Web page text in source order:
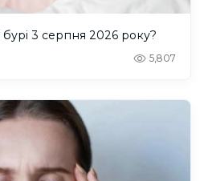
бурі 3 серпня 2026 року?
5,807